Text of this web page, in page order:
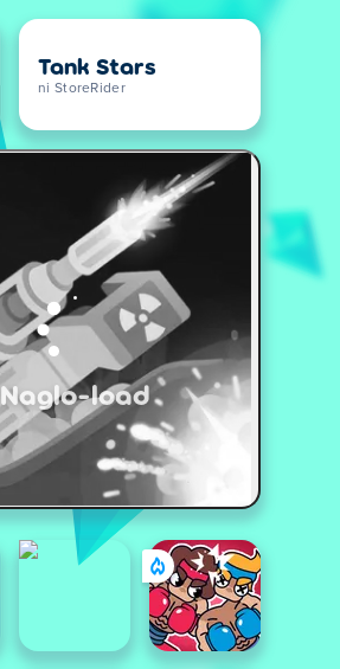
Tank Stars
ni StoreRider
Naglo-load